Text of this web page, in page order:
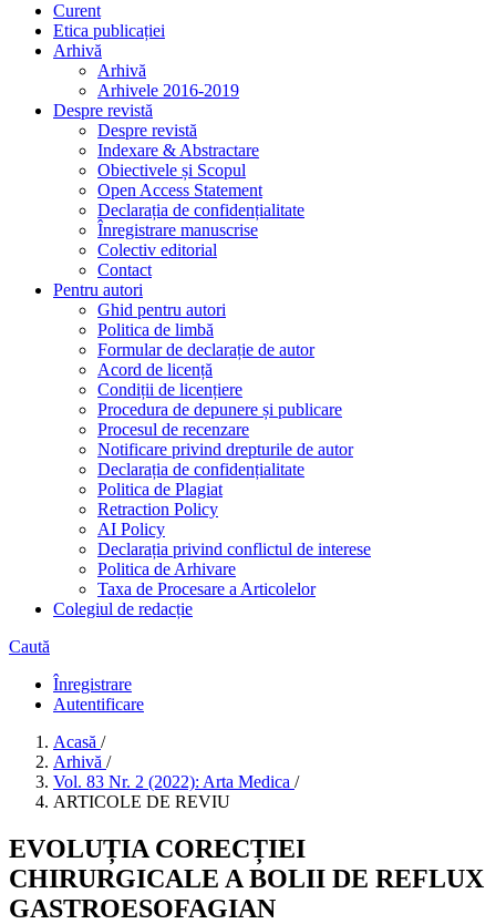
Curent
Etica publicației
Arhivă
Arhivă
Arhivele 2016-2019
Despre revistă
Despre revistă
Indexare & Abstractare
Obiectivele și Scopul
Open Access Statement
Declarația de confidențialitate
Înregistrare manuscrise
Colectiv editorial
Contact
Pentru autori
Ghid pentru autori
Politica de limbă
Formular de declarație de autor
Acord de licență
Condiții de licențiere
Procedura de depunere și publicare
Procesul de recenzare
Notificare privind drepturile de autor
Declarația de confidențialitate
Politica de Plagiat
Retraction Policy
AI Policy
Declarația privind conflictul de interese
Politica de Arhivare
Taxa de Procesare a Articolelor
Colegiul de redacție
Caută
Înregistrare
Autentificare
Acasă /
Arhivă /
Vol. 83 Nr. 2 (2022): Arta Medica /
ARTICOLE DE REVIU
EVOLUȚIA CORECȚIEI
CHIRURGICALE A BOLII DE REFLUX
GASTROESOFAGIAN